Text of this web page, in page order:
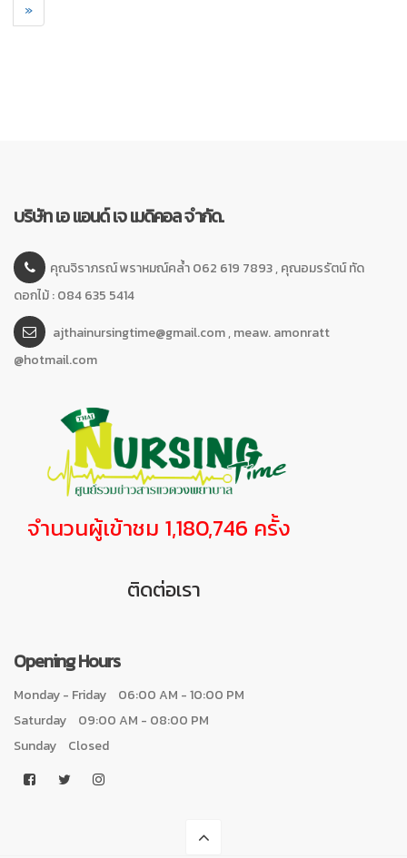
»
บริษัท เอ แอนด์ เจ เมดิคอล จำกัด.
คุณจิราภรณ์ พราหมณ์คล้ำ 062 619 7893 , คุณอมรรัตน์ ทัด
ดอกไม้ : 084 635 5414
ajthainursingtime@gmail.com , meaw. amonratt
@hotmail.com
จำนวนผู้เข้าชม 1,180,746 ครั้ง
ติดต่อเรา
Opening Hours
Monday - Friday
06:00 AM - 10:00 PM
Saturday
09:00 AM - 08:00 PM
Sunday
Closed